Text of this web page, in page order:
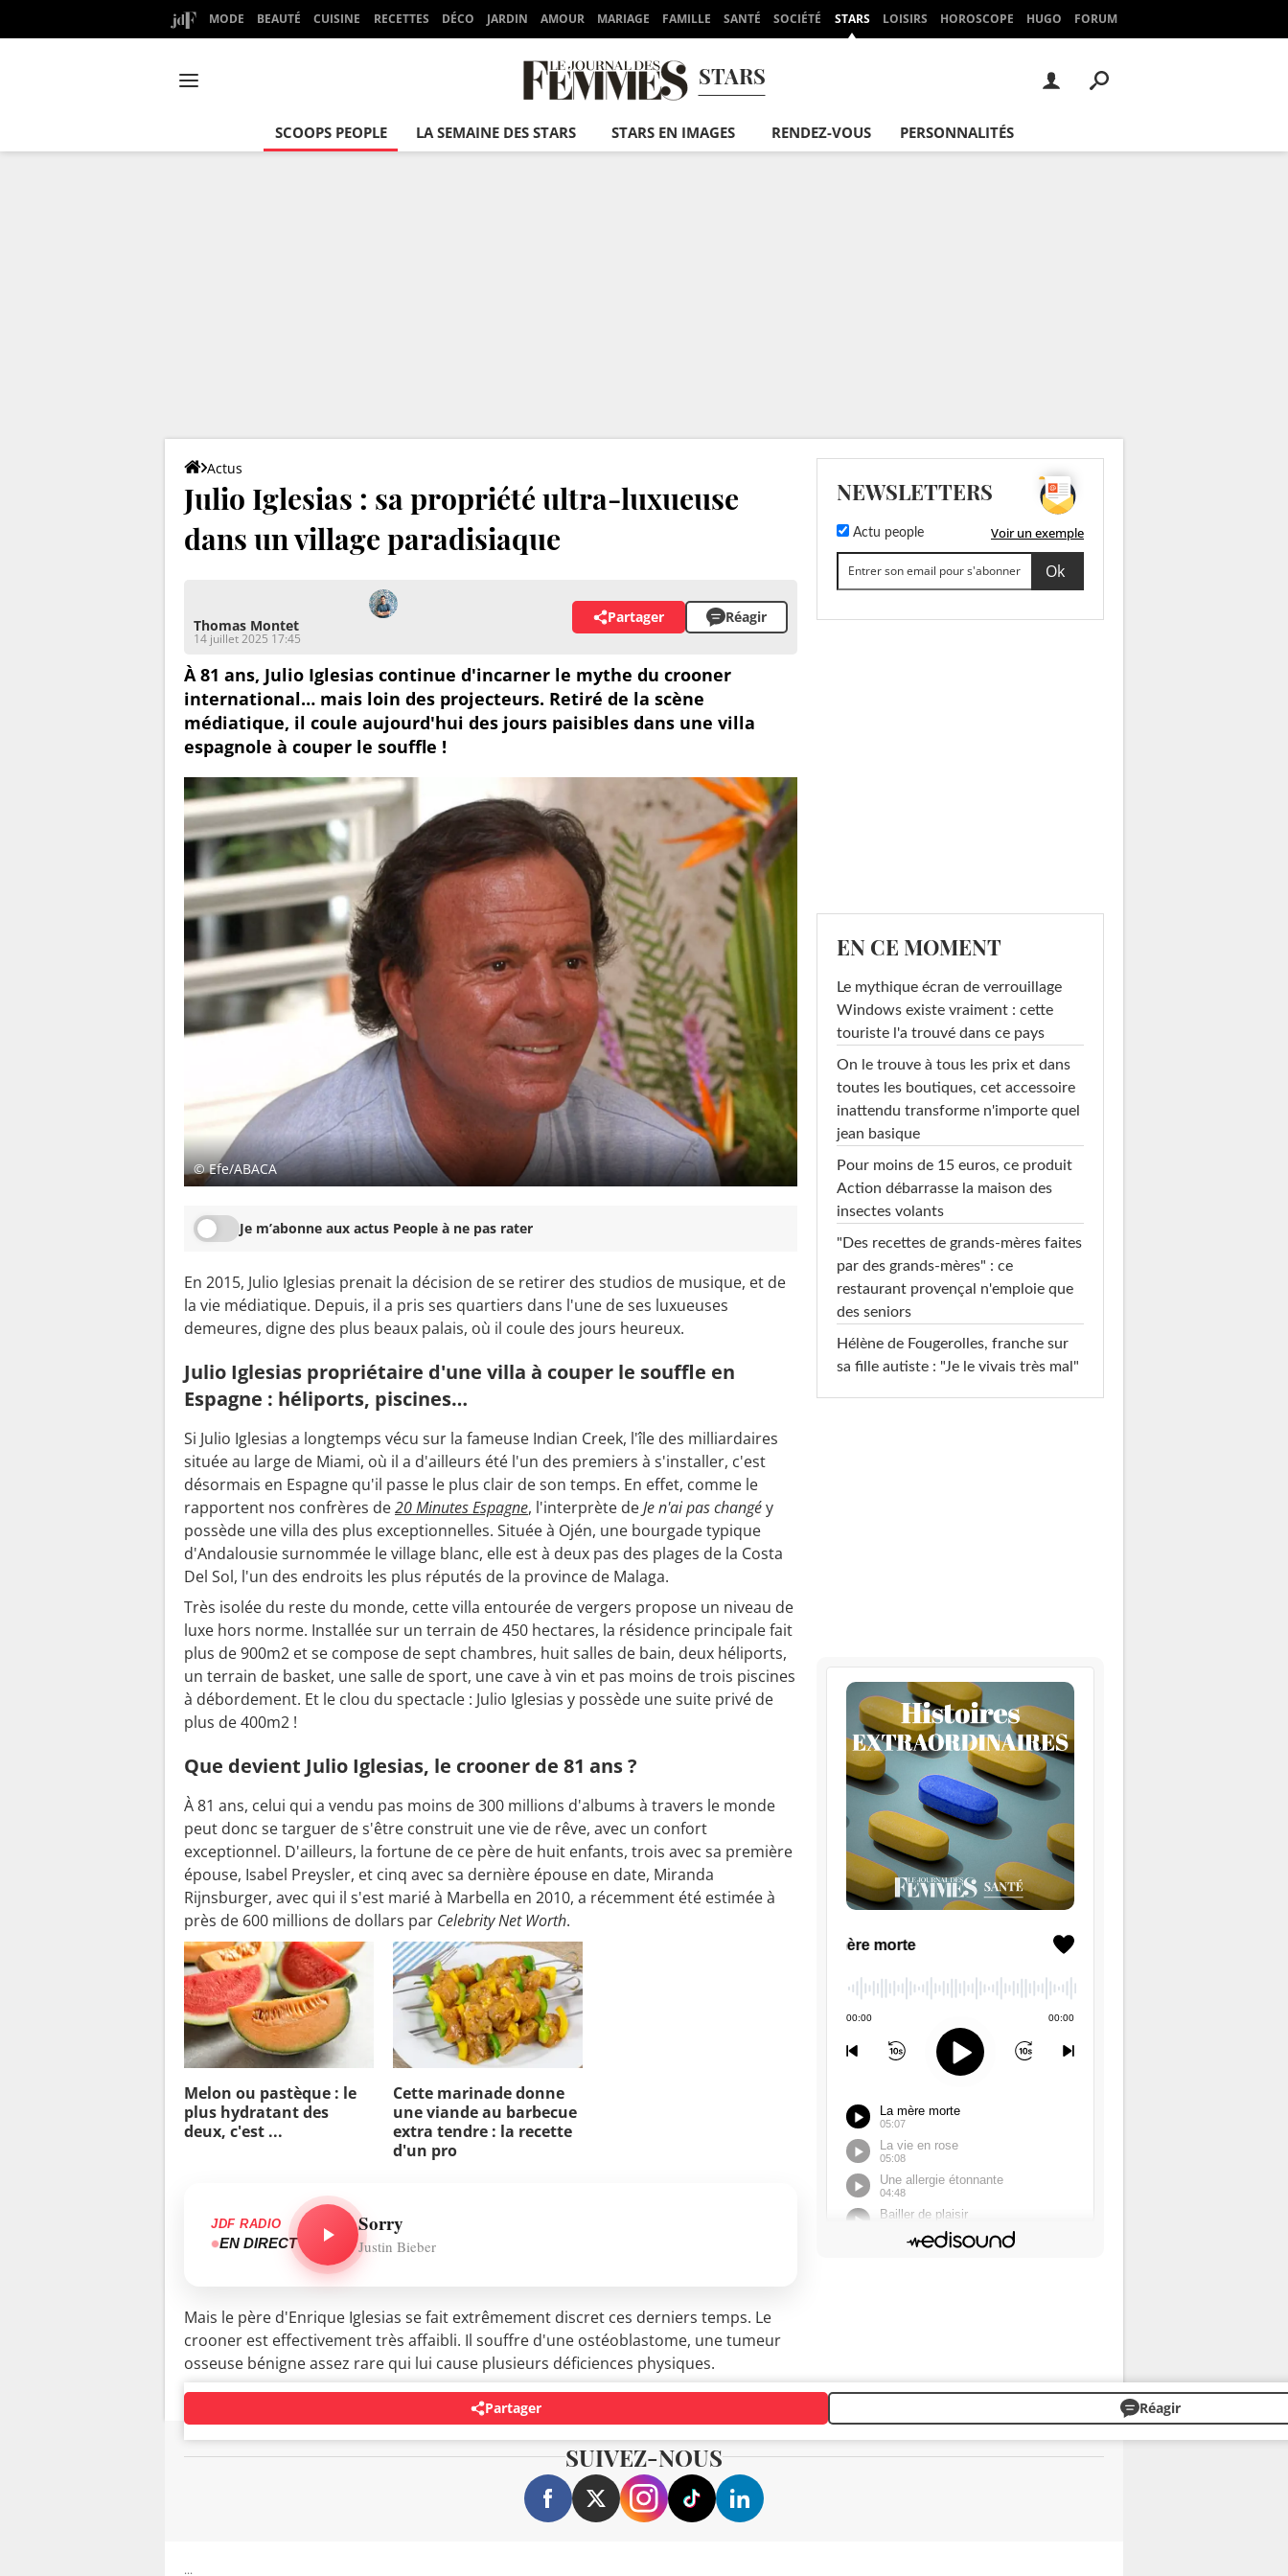
MODE BEAUTÉ CUISINE RECETTES DÉCO JARDIN AMOUR MARIAGE FAMILLE SANTÉ SOCIÉTÉ STARS LOISIRS HOROSCOPE HUGO FORUM
STARS
SCOOPS PEOPLE LA SEMAINE DES STARS STARS EN IMAGES RENDEZ-VOUS PERSONNALITÉS
Actus
Julio Iglesias : sa propriété ultra-luxueuse
dans un village paradisiaque
Thomas Montet
14 juillet 2025 17:45
Partager Réagir
À 81 ans, Julio Iglesias continue d'incarner le mythe du crooner
international… mais loin des projecteurs. Retiré de la scène
médiatique, il coule aujourd'hui des jours paisibles dans une villa
espagnole à couper le souffle !
© Efe/ABACA
Je m’abonne aux actus People à ne pas rater
En 2015, Julio Iglesias prenait la décision de se retirer des studios de musique, et de
la vie médiatique. Depuis, il a pris ses quartiers dans l'une de ses luxueuses
demeures, digne des plus beaux palais, où il coule des jours heureux.
Julio Iglesias propriétaire d'une villa à couper le souffle en
Espagne : héliports, piscines…
Si Julio Iglesias a longtemps vécu sur la fameuse Indian Creek, l'île des milliardaires
située au large de Miami, où il a d'ailleurs été l'un des premiers à s'installer, c'est
désormais en Espagne qu'il passe le plus clair de son temps. En effet, comme le
rapportent nos confrères de20 Minutes Espagne, l'interprète deJe n'ai pas changéy
possède une villa des plus exceptionnelles. Située à Ojén, une bourgade typique
d'Andalousie surnommée le village blanc, elle est à deux pas des plages de la Costa
Del Sol, l'un des endroits les plus réputés de la province de Malaga.
Très isolée du reste du monde, cette villa entourée de vergers propose un niveau de
luxe hors norme. Installée sur un terrain de 450 hectares, la résidence principale fait
plus de 900m2 et se compose de sept chambres, huit salles de bain, deux héliports,
un terrain de basket, une salle de sport, une cave à vin et pas moins de trois piscines
à débordement. Et le clou du spectacle : Julio Iglesias y possède une suite privé de
plus de 400m2 !
Que devient Julio Iglesias, le crooner de 81 ans ?
À 81 ans, celui qui a vendu pas moins de 300 millions d'albums à travers le monde
peut donc se targuer de s'être construit une vie de rêve, avec un confort
exceptionnel. D'ailleurs, la fortune de ce père de huit enfants, trois avec sa première
épouse, Isabel Preysler, et cinq avec sa dernière épouse en date, Miranda
Rijnsburger, avec qui il s'est marié à Marbella en 2010, a récemment été estimée à
près de 600 millions de dollars par Celebrity Net Worth.
Melon ou pastèque : le
plus hydratant des
deux, c'est ...
Cette marinade donne
une viande au barbecue
extra tendre : la recette
d'un pro
JDF RADIO
EN DIRECT
Sorry
Justin Bieber
Mais le père d'Enrique Iglesias se fait extrêmement discret ces derniers temps. Le
crooner est effectivement très affaibli. Il souffre d'une ostéoblastome, une tumeur
osseuse bénigne assez rare qui lui cause plusieurs déficiences physiques.
Partager Réagir
NEWSLETTERS
Actu people Voir un exemple
EN CE MOMENT
Le mythique écran de verrouillage
Windows existe vraiment : cette
touriste l'a trouvé dans ce pays
On le trouve à tous les prix et dans
toutes les boutiques, cet accessoire
inattendu transforme n'importe quel
jean basique
Pour moins de 15 euros, ce produit
Action débarrasse la maison des
insectes volants
"Des recettes de grands-mères faites
par des grands-mères" : ce
restaurant provençal n'emploie que
des seniors
Hélène de Fougerolles, franche sur
sa fille autiste : "Je le vivais très mal"
SUIVEZ-NOUS
...